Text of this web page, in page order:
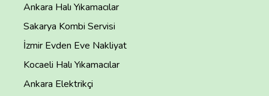
Ankara Halı Yıkamacılar
Sakarya Kombi Servisi
İzmir Evden Eve Nakliyat
Kocaeli Halı Yıkamacılar
Ankara Elektrikçi